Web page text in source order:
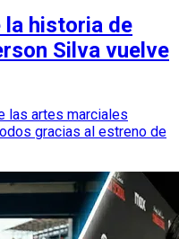
la historia de
Silva vuelve
las artes marciales
gracias al estreno de